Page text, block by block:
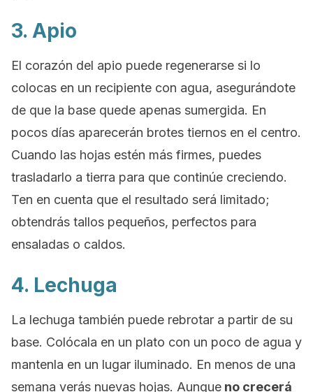
3. Apio
El corazón del apio puede regenerarse si lo
colocas en un recipiente con agua, asegurándote
de que la base quede apenas sumergida. En
pocos días aparecerán brotes tiernos en el centro.
Cuando las hojas estén más firmes, puedes
trasladarlo a tierra para que continúe creciendo.
Ten en cuenta que el resultado será limitado;
obtendrás tallos pequeños, perfectos para
ensaladas o caldos.
4. Lechuga
La lechuga también puede rebrotar a partir de su
base. Colócala en un plato con un poco de agua y
mantenla en un lugar iluminado. En menos de una
semana verás nuevas hojas. Aunque no crecerá